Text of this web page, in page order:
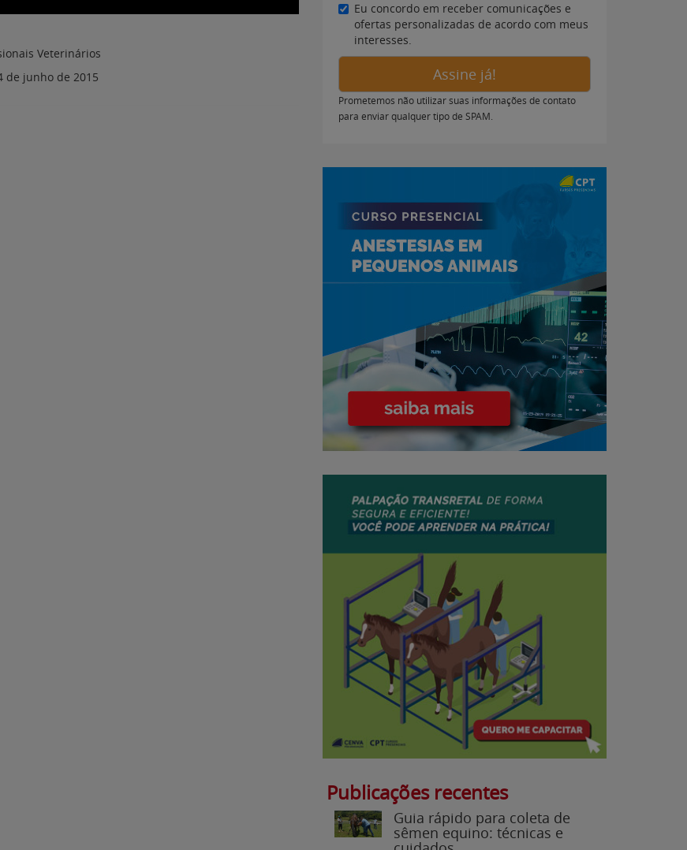
Eu concordo em receber comunicações e
ofertas personalizadas de acordo com meus
interesses.
Assine já!
Prometemos não utilizar suas informações de contato
para enviar qualquer tipo de SPAM.
Publicações recentes
Guia rápido para coleta de
sêmen equino: técnicas e
cuidados